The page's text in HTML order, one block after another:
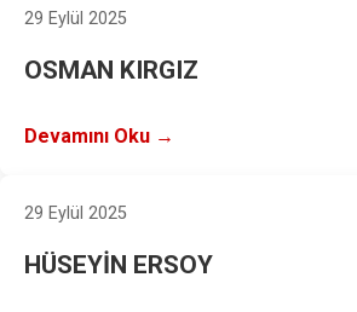
29 Eylül 2025
OSMAN KIRGIZ
Devamını Oku →
29 Eylül 2025
HÜSEYİN ERSOY